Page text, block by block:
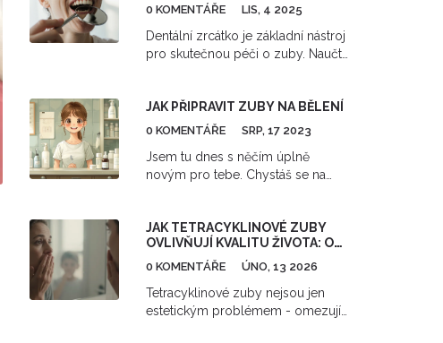
0 KOMENTÁŘE LIS, 4 2025
Dentální zrcátko je základní nástroj
pro skutečnou péči o zuby. Naučte
vaše potřeby. Ušetříte si bolest a
náklady na zubní léčbu.
JAK PŘIPRAVIT ZUBY NA BĚLENÍ
0 KOMENTÁŘE SRP, 17 2023
Jsem tu dnes s něčím úplně
novým pro tebe. Chystáš se na
Napadlo tě, že si můžeš zuby před
bělením nějak připravit? Ve svém
novém příspěvku ti ukážu, jak se na
chránit své zuby. Článek je plný
jasných rad a tipů, jak připravit zuby
JAK TETRACYKLINOVÉ ZUBY
OVLIVŇUJÍ KVALITU ŽIVOTA: OD
ESTETIKY PO PSYCHOLOGICKÝ
DOPAD
0 KOMENTÁŘE ÚNO, 13 2026
Tetracyklinové zuby nejsou jen
estetickým problémem - omezují